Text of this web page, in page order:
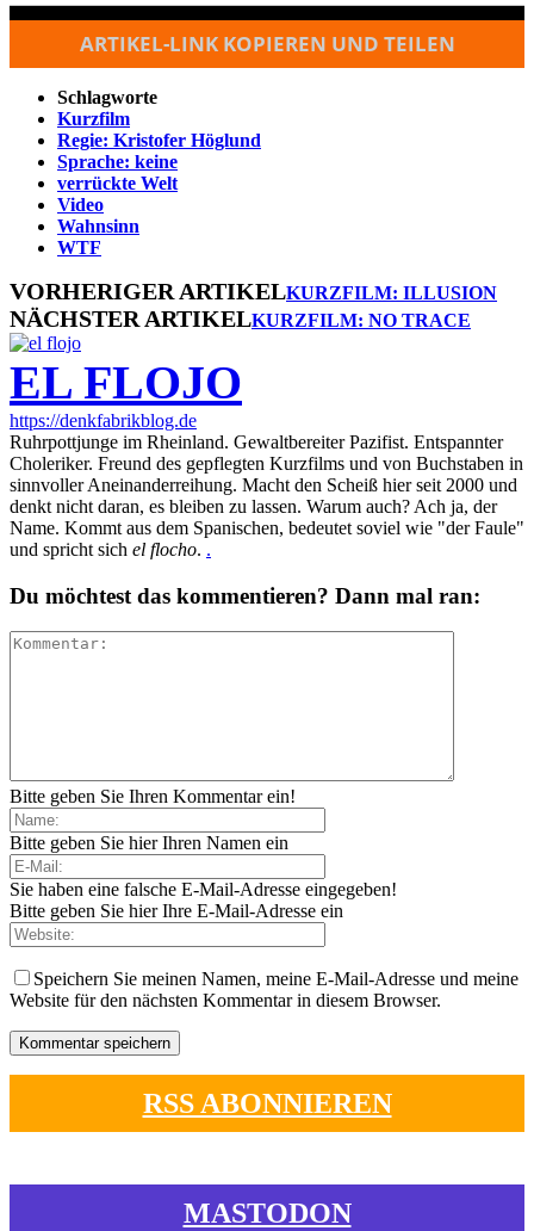
ARTIKEL-LINK KOPIEREN UND TEILEN
Schlagworte
Kurzfilm
Regie: Kristofer Höglund
Sprache: keine
verrückte Welt
Video
Wahnsinn
WTF
VORHERIGER ARTIKELKURZFILM: ILLUSION
NÄCHSTER ARTIKELKURZFILM: NO TRACE
EL FLOJO
https://denkfabrikblog.de
Ruhrpottjunge im Rheinland. Gewaltbereiter Pazifist. Entspannter
Choleriker. Freund des gepflegten Kurzfilms und von Buchstaben in
sinnvoller Aneinanderreihung. Macht den Scheiß hier seit 2000 und
denkt nicht daran, es bleiben zu lassen. Warum auch? Ach ja, der
Name. Kommt aus dem Spanischen, bedeutet soviel wie "der Faule"
und spricht sich el flocho. .
Du möchtest das kommentieren? Dann mal ran:
Bitte geben Sie Ihren Kommentar ein!
Bitte geben Sie hier Ihren Namen ein
Sie haben eine falsche E-Mail-Adresse eingegeben!
Bitte geben Sie hier Ihre E-Mail-Adresse ein
Speichern Sie meinen Namen, meine E-Mail-Adresse und meine
Website für den nächsten Kommentar in diesem Browser.
RSS ABONNIEREN
MASTODON